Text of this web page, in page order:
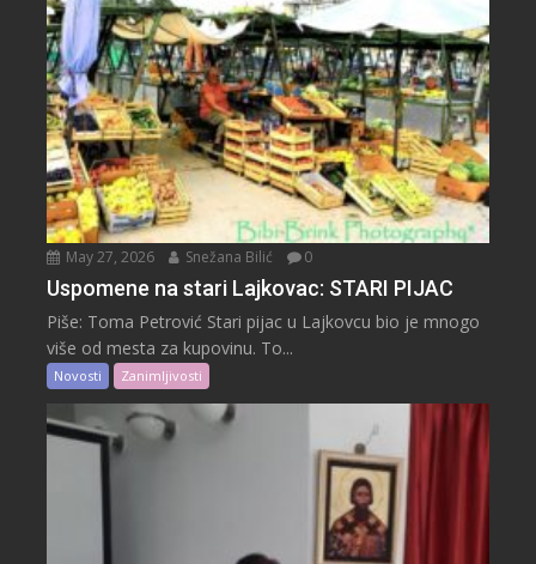
May 27, 2026 Snežana Bilić 0
Uspomene na stari Lajkovac: STARI PIJAC
Piše: Toma Petrović Stari pijac u Lajkovcu bio je mnogo
više od mesta za kupovinu. To...
Novosti Zanimljivosti